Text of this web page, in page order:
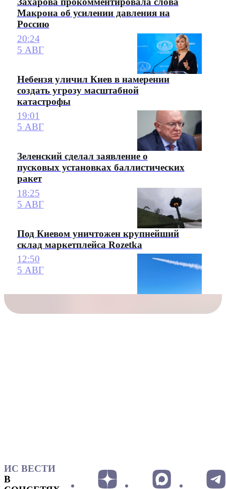
Макрона об усилении давления на
Россию
20:24
5 АВГ
Небензя уличил Киев в намерении
создать угрозу масштабной
катастрофы
19:01
5 АВГ
Зеленский сделал заявление о
пусковых установках баллистических
ракет
18:25
5 АВГ
Под Киевом уничтожен крупнейший
склад маркетплейса Rozetka
12:50
5 АВГ
ИС ВЕСТИ
В